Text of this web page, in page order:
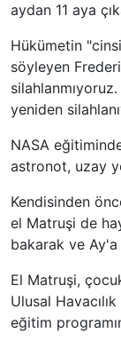
aydan 11 aya
Hükümetin
söyleyen
yeniden
NASA
astronot, uzay
Kendisinden
el Matruşi de
bakarak ve
El Matruşi,
Ulusal
eğitim